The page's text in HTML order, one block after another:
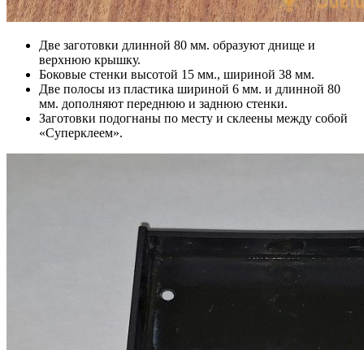
Две заготовки длинной 80 мм. образуют днище и
верхнюю крышку.
Боковые стенки высотой 15 мм., шириной 38 мм.
Две полосы из пластика шириной 6 мм. и длинной 80
мм. дополняют переднюю и заднюю стенки.
Заготовки подогнаны по месту и склеены между собой
«Суперклеем».